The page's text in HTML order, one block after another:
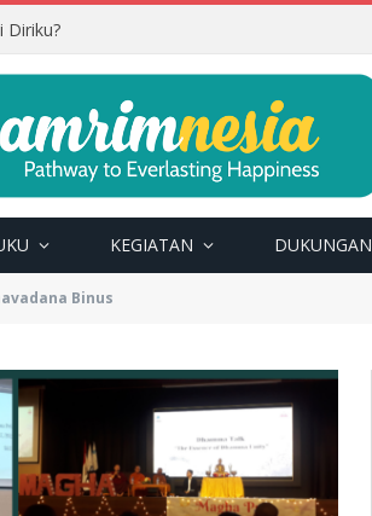
Diriku?
KEGIATAN DUKUNGAN
Binus